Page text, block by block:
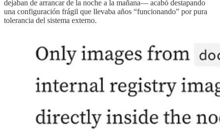
dejaban de arrancar de la noche a la mañana— acabó destapando
una configuración frágil que llevaba años “funcionando” por pura
tolerancia del sistema externo.